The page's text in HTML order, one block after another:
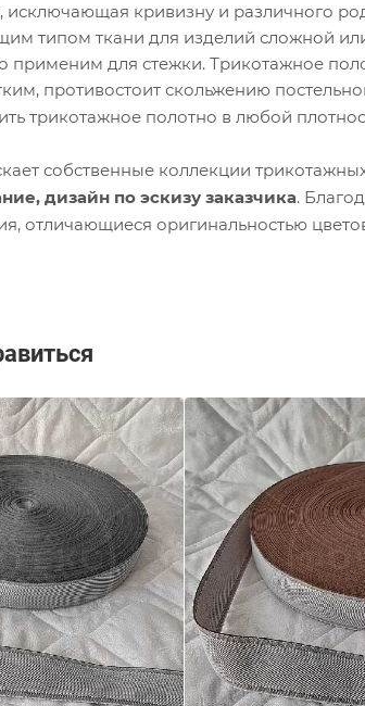
исключающая кривизну и различного
типом ткани для изделий сложной
применим для стежки. Трикотажное
противостоит скольжению
трикотажное полотно в любой
собственные коллекции
дизайн по эскизу заказчика.
отличающиеся оригинальностью